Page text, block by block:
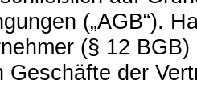
(„AGB“).
(§ 12
Geschäfte der